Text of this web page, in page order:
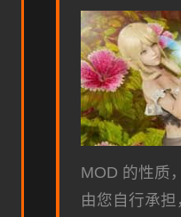
MOD 的性质
由您自行承